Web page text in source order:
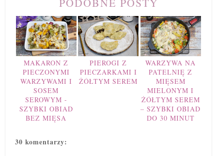
PODOBNE POSTY
MAKARON Z
PIECZONYMI
WARZYWAMI I
SOSEM
SEROWYM -
SZYBKI OBIAD
BEZ MIĘSA
PIEROGI Z
PIECZARKAMI I
ŻÓŁTYM SEREM
WARZYWA NA
PATELNIĘ Z
MIĘSEM
MIELONYM I
ŻÓŁTYM SEREM
– SZYBKI OBIAD
DO 30 MINUT
30 komentarzy: